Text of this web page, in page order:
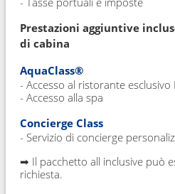
Prestazioni aggiuntive
di cabina
AquaClass®
- Accesso al ristorante esclusivo
- Accesso alla spa
Concierge Class
- Servizio di concierge
➡ Il pacchetto all inclusive può
richiesta.